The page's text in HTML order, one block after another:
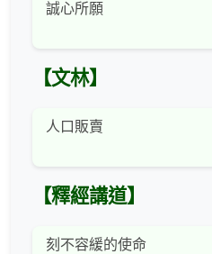
誠心所願
【文林】
人口販賣
【釋經講道】
刻不容緩的使命